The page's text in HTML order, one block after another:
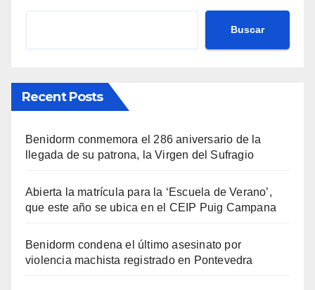
Buscar
Recent Posts
Benidorm conmemora el 286 aniversario de la
llegada de su patrona, la Virgen del Sufragio
Abierta la matrícula para la ‘Escuela de Verano’,
que este año se ubica en el CEIP Puig Campana
Benidorm condena el último asesinato por
violencia machista registrado en Pontevedra